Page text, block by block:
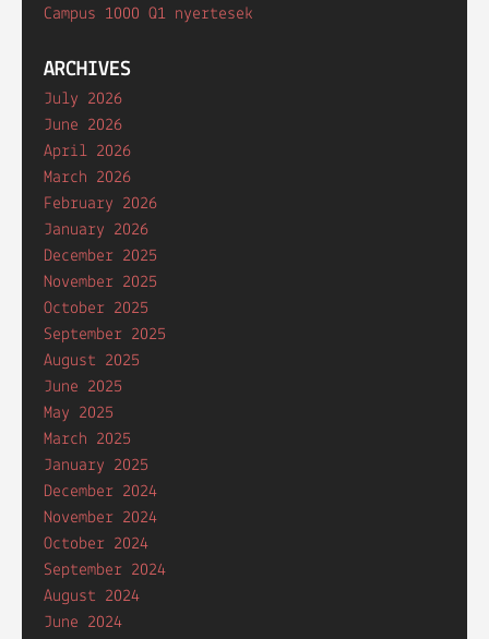
Campus 1000 Q1 nyertesek
ARCHIVES
July 2026
June 2026
April 2026
March 2026
February 2026
January 2026
December 2025
November 2025
October 2025
September 2025
August 2025
June 2025
May 2025
March 2025
January 2025
December 2024
November 2024
October 2024
September 2024
August 2024
June 2024